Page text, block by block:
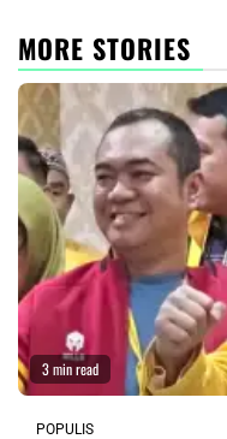
MORE STORIES
3 min read
POPULIS